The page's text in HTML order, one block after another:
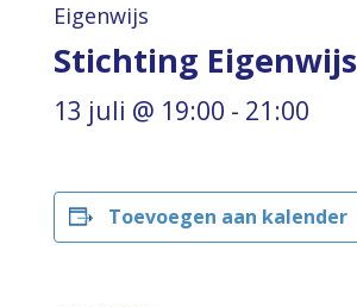
Eigenwijs
Stichting Eigenwijs
13 juli @ 19:00 - 21:00
Toevoegen aan kalender